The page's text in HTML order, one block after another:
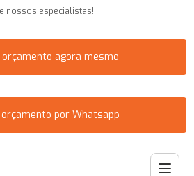
nossos especialistas!
orçamento agora mesmo
por Whatsapp